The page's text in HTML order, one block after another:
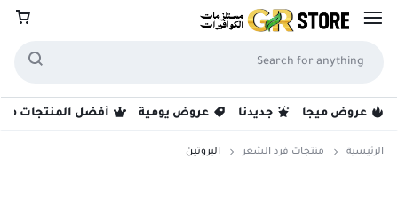
عروض ميجا جديدنا عروض يومية أفضل المنتجات
الرئيسية منتجات فرد الشعر البروتين